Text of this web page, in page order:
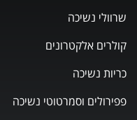
שרוולי נשיכה
קולרים אלקטרונים
כריות נשיכה
פפירולים וסמרטוטי נשיכה